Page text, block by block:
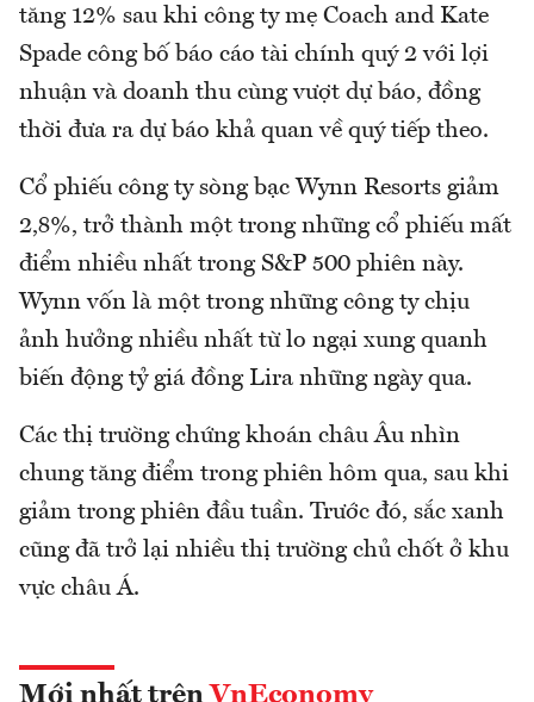
tăng 12% sau khi công ty mẹ Coach and Kate
Spade công bố báo cáo tài chính quý 2 với lợi
nhuận và doanh thu cùng vượt dự báo, đồng
thời đưa ra dự báo khả quan về quý tiếp theo.
Cổ phiếu công ty sòng bạc Wynn Resorts giảm
2,8%, trở thành một trong những cổ phiếu mất
điểm nhiều nhất trong S&P 500 phiên này.
Wynn vốn là một trong những công ty chịu
ảnh hưởng nhiều nhất từ lo ngại xung quanh
biến động tỷ giá đồng Lira những ngày qua.
Các thị trường chứng khoán châu Âu nhìn
chung tăng điểm trong phiên hôm qua, sau khi
giảm trong phiên đầu tuần. Trước đó, sắc xanh
cũng đã trở lại nhiều thị trường chủ chốt ở khu
vực châu Á.
Mới nhất trên VnEconomy